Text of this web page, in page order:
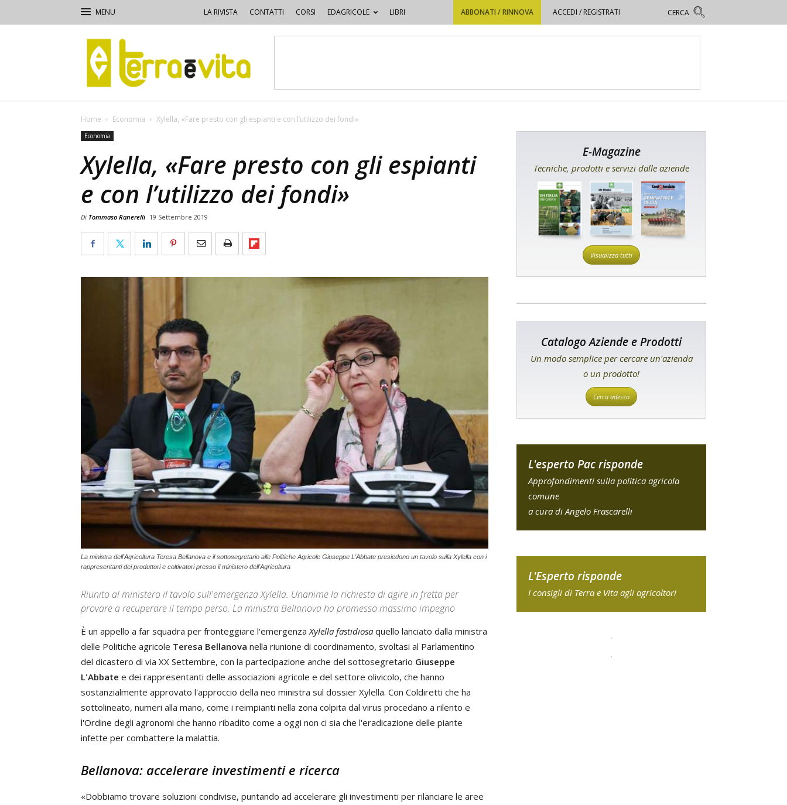
LA RIVISTA CONTATTI CORSI EDAGRICOLE LIBRI ABBONATI / RINNOVA ACCEDI / REGISTRATI
Terra
e
Vita
Home Economia Xylella, «Fare presto con gli espianti e con l’utilizzo dei fondi»
Economia
Xylella, «Fare presto con gli espianti
e con l’utilizzo dei fondi»
Di Tommaso Ranerelli 19 Settembre 2019
La ministra dell'Agricoltura Teresa Bellanova e il sottosegretario alle Politiche Agricole Giuseppe L'Abbate presiedono un tavolo sulla Xylella con i
rappresentanti dei produttori e coltivatori presso il ministero dell'Agricoltura
Riunito al ministero il tavolo sull'emergenza Xylella. Unanime la richiesta di agire in fretta per
provare a recuperare il tempo perso. La ministra Bellanova ha promesso massimo impegno
È un appello a far squadra per fronteggiare l'emergenzaXylella fastidiosa quello lanciato dalla ministra
delle Politiche agricole Teresa Bellanova nella riunione di coordinamento, svoltasi al Parlamentino
del dicastero di via XX Settembre, con la partecipazione anche del sottosegretario Giuseppe
L'Abbate e dei rappresentanti delle associazioni agricole e del settore olivicolo, che hanno
sostanzialmente approvato l'approccio della neo ministra sul dossier Xylella. Con Coldiretti che ha
sottolineato, numeri alla mano, come i reimpianti nella zona colpita dal virus procedano a rilento e
l'Ordine degli agronomi che hanno ribadito come a oggi non ci sia che l'eradicazione delle piante
infette per combattere la malattia.
Bellanova: accelerare investimenti e ricerca
«Dobbiamo trovare soluzioni condivise, puntando ad accelerare gli investimenti per rilanciare le aree
E-Magazine
Tecniche, prodotti e servizi dalle aziende
Visualizza tutti
Catalogo Aziende e Prodotti
Un modo semplice per cercare un'azienda
o un prodotto!
Cerca adesso
L'esperto Pac risponde
Approfondimenti sulla politica agricola
comune
a cura di Angelo Frascarelli
L'Esperto risponde
I consigli di Terra e Vita agli agricoltori